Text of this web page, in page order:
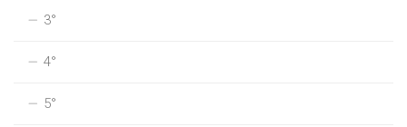
3°
4°
5°